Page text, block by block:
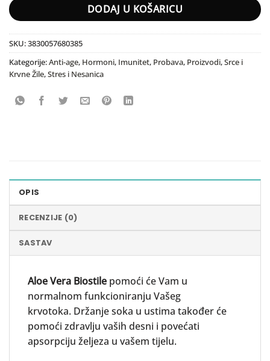
DODAJ U KOŠARICU
SKU:3830057680385
Kategorije:Anti-age, Hormoni, Imunitet, Probava, Proizvodi,Srce i
Krvne Žile,Stres i Nesanica
OPIS
RECENZIJE (0)
SASTAV
Aloe Vera Biostile pomoći će Vam u
normalnom funkcioniranju Vašeg
krvotoka. Držanje soka u ustima također će
pomoći zdravlju vaših desni i povećati
apsorpciju željeza u vašem tijelu.